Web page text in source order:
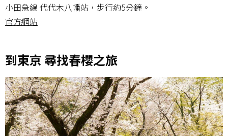
小田急線 代代木八幡站，步行約5分鐘。
官方網站
到東京 尋找春櫻之旅